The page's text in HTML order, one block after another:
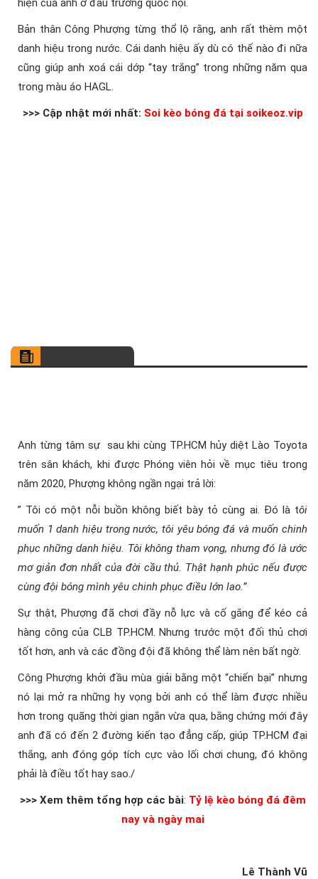
hiện của anh ở đấu trường quốc nội.
Bản thân Công Phượng từng thổ lộ rằng, anh rất thèm một
danh hiệu trong nước. Cái danh hiệu ấy dù có thế nào đi nữa
cũng giúp anh xoá cái dớp “tay trắng” trong những năm qua
trong màu áo HAGL.
>>> Cập nhật mới nhất: Soi kèo bóng đá tại soikeoz.vip
Anh từng tâm sự sau khi cùng TP.HCM hủy diệt Lào Toyota
trên sân khách, khi được Phóng viên hỏi về mục tiêu trong
năm 2020, Phượng không ngần ngại trả lời:
” Tôi có một nỗi buồn không biết bày tỏ cùng ai. Đó là tôi
muốn 1 danh hiệu trong nước, tôi yêu bóng đá và muốn chinh
phục những danh hiệu. Tôi không tham vọng, nhưng đó là ước
mơ giản đơn nhất của đời cầu thủ. Thật hạnh phúc nếu được
cùng đội bóng mình yêu chinh phục điều lớn lao.”
Sự thật, Phượng đã chơi đầy nỗ lực và cố gắng để kéo cả
hàng công của CLB TP.HCM. Nhưng trước một đối thủ chơi
tốt hơn, anh và các đồng đội đã không thể làm nên bất ngờ.
Công Phượng khởi đầu mùa giải bằng một “chiến bại” nhưng
nó lại mở ra những hy vọng bởi anh có thể làm được nhiều
hơn trong quãng thời gian ngắn vừa qua, bằng chứng mới đây
anh đã có đến 2 đường kiến tạo đẳng cấp, giúp TP.HCM đại
thắng, anh đóng góp tích cực vào lối chơi chung, đó không
phải là điều tốt hay sao./
>>> Xem thêm tổng hợp các bài: Tỷ lệ kèo bóng đá đêm
nay và ngày mai
Lê Thành Vũ